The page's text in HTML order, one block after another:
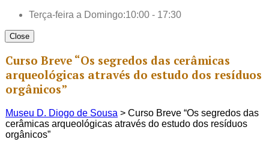
Terça-feira a Domingo:10:00 - 17:30
Close
Curso Breve “Os segredos das cerâmicas
arqueológicas através do estudo dos resíduos
orgânicos”
Museu D. Diogo de Sousa > Curso Breve “Os segredos das
cerâmicas arqueológicas através do estudo dos resíduos
orgânicos”